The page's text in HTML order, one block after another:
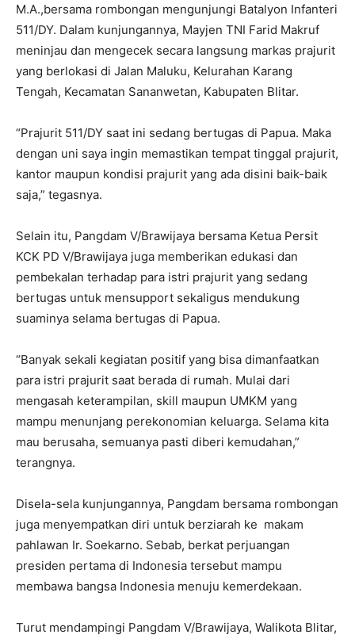
M.A.,bersama rombongan mengunjungi Batalyon Infanteri
511/DY. Dalam kunjungannya, Mayjen TNI Farid Makruf
meninjau dan mengecek secara langsung markas prajurit
yang berlokasi di Jalan Maluku, Kelurahan Karang
Tengah, Kecamatan Sananwetan, Kabupaten Blitar.
“Prajurit 511/DY saat ini sedang bertugas di Papua. Maka
dengan uni saya ingin memastikan tempat tinggal prajurit,
kantor maupun kondisi prajurit yang ada disini baik-baik
saja,” tegasnya.
Selain itu, Pangdam V/Brawijaya bersama Ketua Persit
KCK PD V/Brawijaya juga memberikan edukasi dan
pembekalan terhadap para istri prajurit yang sedang
bertugas untuk mensupport sekaligus mendukung
suaminya selama bertugas di Papua.
“Banyak sekali kegiatan positif yang bisa dimanfaatkan
para istri prajurit saat berada di rumah. Mulai dari
mengasah keterampilan, skill maupun UMKM yang
mampu menunjang perekonomian keluarga. Selama kita
mau berusaha, semuanya pasti diberi kemudahan,”
terangnya.
Disela-sela kunjungannya, Pangdam bersama rombongan
juga menyempatkan diri untuk berziarah ke makam
pahlawan Ir. Soekarno. Sebab, berkat perjuangan
presiden pertama di Indonesia tersebut mampu
membawa bangsa Indonesia menuju kemerdekaan.
Turut mendampingi Pangdam V/Brawijaya, Walikota Blitar,